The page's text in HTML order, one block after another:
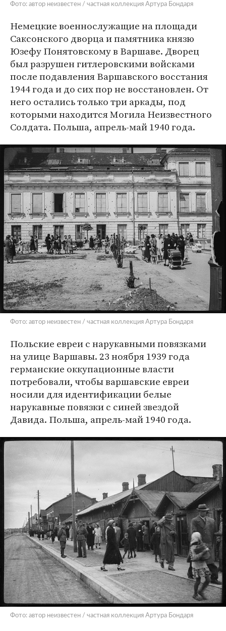
Фото: автор неизвестен / частная коллекция Артура Бондаря
Немецкие военнослужащие на площади
Саксонского дворца и памятника князю
Юзефу Понятовскому в Варшаве. Дворец
был разрушен гитлеровскими войсками
после подавления Варшавского восстания
1944 года и до сих пор не восстановлен. От
него остались только три аркады, под
которыми находится Могила Неизвестного
Солдата. Польша, апрель-май 1940 года.
Фото: автор неизвестен / частная коллекция Артура Бондаря
Польские евреи с нарукавными повязками
на улице Варшавы. 23 ноября 1939 года
германские оккупационные власти
потребовали, чтобы варшавские евреи
носили для идентификации белые
нарукавные повязки с синей звездой
Давида. Польша, апрель-май 1940 года.
Фото: автор неизвестен / частная коллекция Артура Бондаря